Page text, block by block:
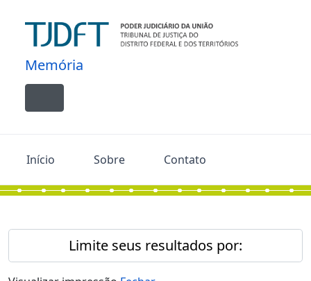
Memória
Toggle navigation
Início Sobre Contato
Limite seus resultados por: